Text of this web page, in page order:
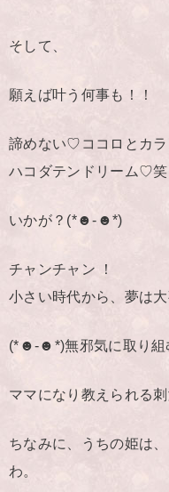
そして、
願えば叶う何事も！！
諦めない♡ココロとカラ
ハコダテンドリーム♡笑
いかが？(*☻-☻*)
チャンチャン ！
小さい時代から、夢は
(*☻-☻*)無邪気に取り組
ママになり教えられる刺
ちなみに、うちの姫は
わ。